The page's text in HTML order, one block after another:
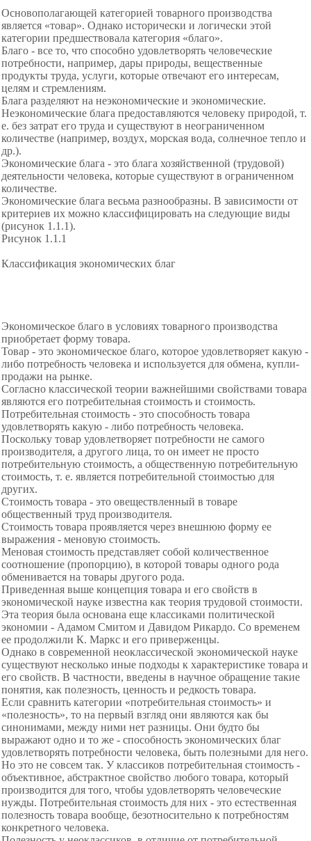
Основополагающей категорией товарного производства
является «товар». Однако исторически и логически этой
категории предшествовала категория «благо».
Благо - все то, что способно удовлетворять человеческие
потребности, например, дары природы, вещественные
продукты труда, услуги, которые отвечают его интересам,
целям и стремлениям.
Блага разделяют на неэкономические и экономические.
Неэкономические блага предоставляются человеку природой, т.
е. без затрат его труда и существуют в неограниченном
количестве (например, воздух, морская вода, солнечное тепло и
др.).
Экономические блага - это блага хозяйственной (трудовой)
деятельности человека, которые существуют в ограниченном
количестве.
Экономические блага весьма разнообразны. В зависимости от
критериев их можно классифицировать на следующие виды
(рисунок 1.1.1).
Рисунок 1.1.1
Классификация экономических благ
Экономическое благо в условиях товарного производства
приобретает форму товара.
Товар - это экономическое благо, которое удовлетворяет какую -
либо потребность человека и используется для обмена, купли-
продажи на рынке.
Согласно классической теории важнейшими свойствами товара
являются его потребительная стоимость и стоимость.
Потребительная стоимость - это способность товара
удовлетворять какую - либо потребность человека.
Поскольку товар удовлетворяет потребности не самого
производителя, а другого лица, то он имеет не просто
потребительную стоимость, а общественную потребительную
стоимость, т. е. является потребительной стоимостью для
других.
Стоимость товара - это овеществленный в товаре
общественный труд производителя.
Стоимость товара проявляется через внешнюю форму ее
выражения - меновую стоимость.
Меновая стоимость представляет собой количественное
соотношение (пропорцию), в которой товары одного рода
обменивается на товары другого рода.
Приведенная выше концепция товара и его свойств в
экономической науке известна как теория трудовой стоимости.
Эта теория была основана еще классиками политической
экономии - Адамом Смитом и Давидом Рикардо. Со временем
ее продолжили К. Маркс и его приверженцы.
Однако в современной неоклассической экономической науке
существуют несколько иные подходы к характеристике товара и
его свойств. В частности, введены в научное обращение такие
понятия, как полезность, ценность и редкость товара.
Если сравнить категории «потребительная стоимость» и
«полезность», то на первый взгляд они являются как бы
синонимами, между ними нет разницы. Они будто бы
выражают одно и то же - способность экономических благ
удовлетворять потребности человека, быть полезными для него.
Но это не совсем так. У классиков потребительная стоимость -
объективное, абстрактное свойство любого товара, который
производится для того, чтобы удовлетворять человеческие
нужды. Потребительная стоимость для них - это естественная
полезность товара вообще, безотносительно к потребностям
конкретного человека.